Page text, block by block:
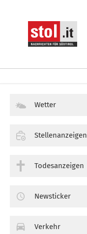
Wetter
Stellenanzeigen
Todesanzeigen
Newsticker
Verkehr